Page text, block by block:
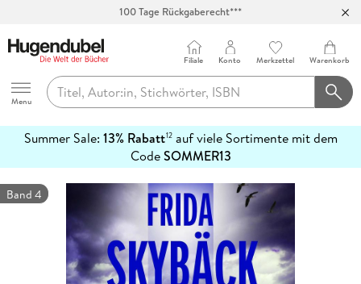
100 Tage Rückgaberecht***
Hugendubel
Menu
Filiale Konto Merkzettel Warenkorb
Summer Sale: 13% Rabatt12auf viele Sortimente mit dem
CodeSOMMER13
erfahren
Band 4